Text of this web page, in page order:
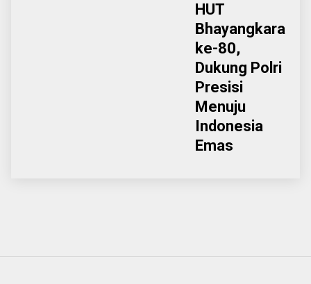
HUT
Bhayangkara
ke-80,
Dukung Polri
Presisi
Menuju
Indonesia
Emas